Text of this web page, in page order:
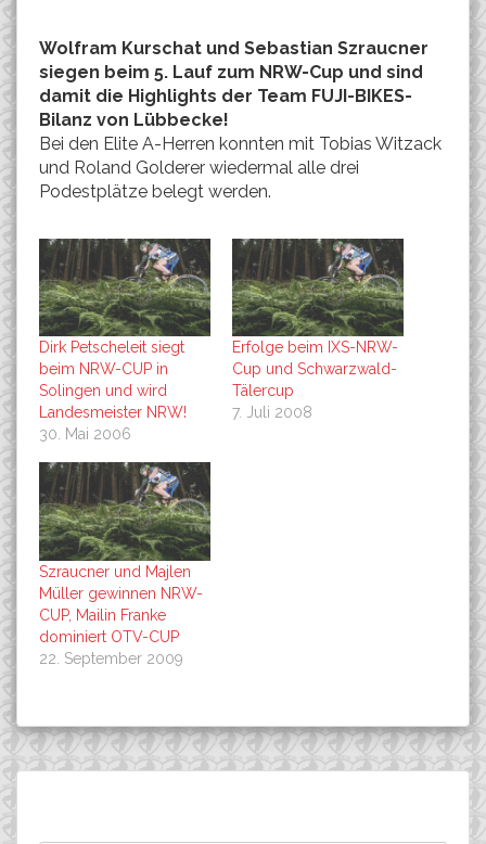
Wolfram Kurschat und Sebastian Szraucner
siegen beim 5. Lauf zum NRW-Cup und sind
damit die Highlights der Team FUJI-BIKES-
Bilanz von Lübbecke!
Bei den Elite A-Herren konnten mit Tobias Witzack
und Roland Golderer wiedermal alle drei
Podestplätze belegt werden.
Dirk Petscheleit siegt
beim NRW-CUP in
Solingen und wird
Landesmeister NRW!
30. Mai 2006
Erfolge beim IXS-NRW-
Cup und Schwarzwald-
Tälercup
7. Juli 2008
Szraucner und Majlen
Müller gewinnen NRW-
CUP, Mailin Franke
dominiert OTV-CUP
22. September 2009